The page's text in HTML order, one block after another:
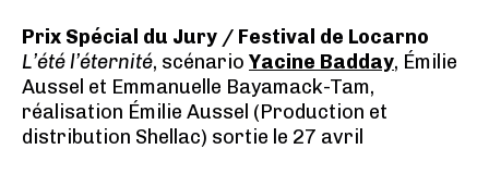
Prix Spécial du Jury / Festival de Locarno
L’été l’éternité, scénario Yacine Badday, Émilie
Aussel et Emmanuelle Bayamack-Tam,
réalisation Émilie Aussel (Production et
distribution Shellac) sortie le 27 avril